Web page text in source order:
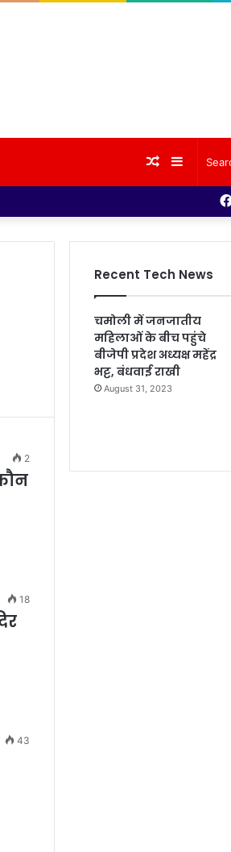
Sidebar
Random
2
18
43
Recent Tech News
चमोली में जनजातीय
महिलाओं के बीच पहुंचे
बीजेपी प्रदेश अध्यक्ष महेंद्र
भट्ट, बंधवाई राखी
August 31, 2023